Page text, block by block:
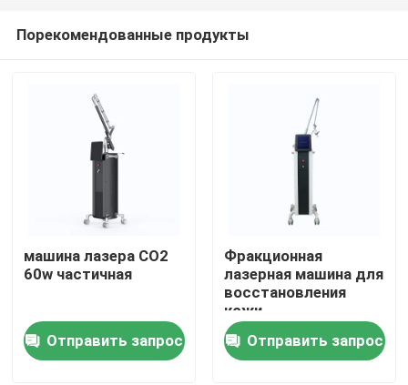
Дом
Продукты
Порекомендованные продукты
машина лазера СО2
60w частичная
Отправить запрос
Фракционная
лазерная машина для
восстановления
кожи
Отправить запрос